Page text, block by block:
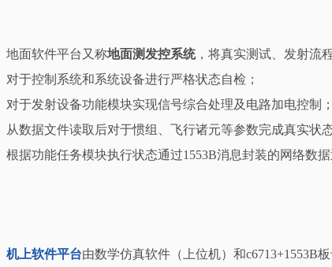
地面软件平台又称地面测发控系统，将真实测试、发射流
对于控制系统和系统设备进行严格状态自检；
对于发射设备功能模块实现信号综合处理及电路加电控制；
从数据文件读取后对于惯组、飞行诸元等参数完成真实状
根据功能任务模块执行状态通过1553B消息封装的网络数
机上软件平台由数学仿真软件（上位机）和c6713+1553B